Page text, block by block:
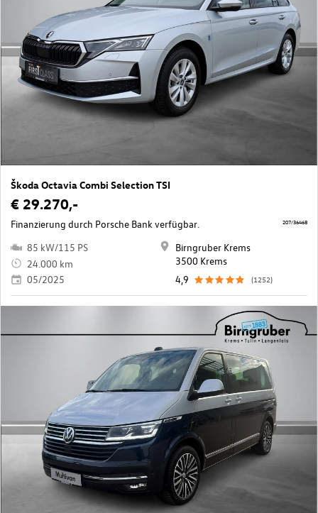
Škoda Octavia Combi Selection TSI
€ 29.270,-
Finanzierung durch Porsche Bank verfügbar.
85 kW/115 PS
24.000 km
05/2025
Birngruber Krems
3500 Krems
4,9
(1252)
207/36468